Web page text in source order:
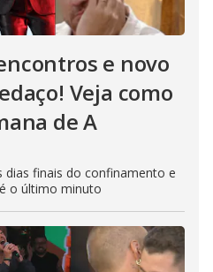
e novo
Veja como
de A
dias finais do confinamento e
o último minuto